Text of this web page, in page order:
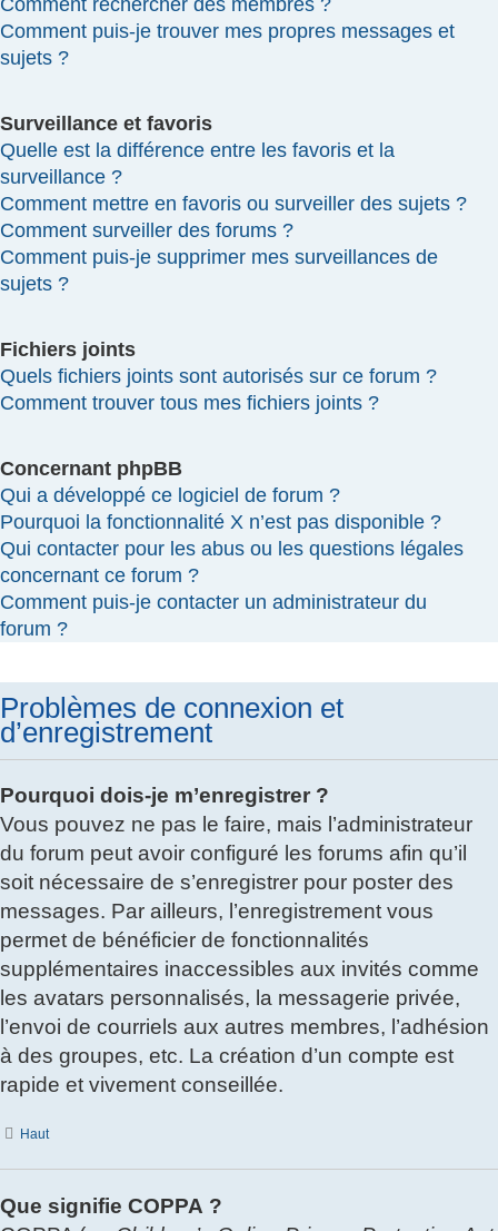
Comment puis-je trouver mes propres messages et
sujets ?
Surveillance et favoris
Quelle est la différence entre les favoris et la
surveillance ?
Comment mettre en favoris ou surveiller des sujets ?
Comment surveiller des forums ?
Comment puis-je supprimer mes surveillances de
sujets ?
Fichiers joints
Quels fichiers joints sont autorisés sur ce forum ?
Comment trouver tous mes fichiers joints ?
Concernant phpBB
Qui a développé ce logiciel de forum ?
Pourquoi la fonctionnalité X n’est pas disponible ?
Qui contacter pour les abus ou les questions légales
concernant ce forum ?
Comment puis-je contacter un administrateur du
forum ?
Problèmes de connexion et
d’enregistrement
Pourquoi dois-je m’enregistrer ?
Vous pouvez ne pas le faire, mais l’administrateur
du forum peut avoir configuré les forums afin qu’il
soit nécessaire de s’enregistrer pour poster des
messages. Par ailleurs, l’enregistrement vous
permet de bénéficier de fonctionnalités
supplémentaires inaccessibles aux invités comme
les avatars personnalisés, la messagerie privée,
l’envoi de courriels aux autres membres, l’adhésion
à des groupes, etc. La création d’un compte est
rapide et vivement conseillée.
Haut
Que signifie COPPA ?